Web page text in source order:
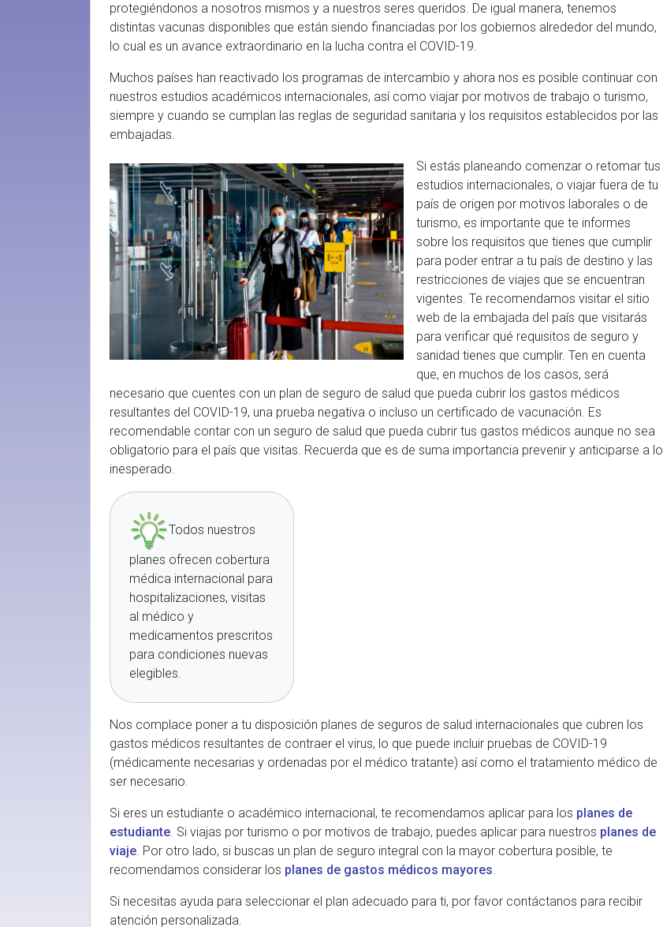
protegiéndonos a nosotros mismos y a nuestros seres queridos. De igual manera, tenemos
distintas vacunas disponibles que están siendo financiadas por los gobiernos alrededor del mundo,
lo cual es un avance extraordinario en la lucha contra el COVID-19.
Muchos países han reactivado los programas de intercambio y ahora nos es posible continuar con
nuestros estudios académicos internacionales, así como viajar por motivos de trabajo o turismo,
siempre y cuando se cumplan las reglas de seguridad sanitaria y los requisitos establecidos por las
embajadas.
Si estás planeando comenzar o retomar tus
estudios internacionales, o viajar fuera de tu
país de origen por motivos laborales o de
turismo, es importante que te informes
sobre los requisitos que tienes que cumplir
para poder entrar a tu país de destino y las
restricciones de viajes que se encuentran
vigentes. Te recomendamos visitar el sitio
web de la embajada del país que visitarás
para verificar qué requisitos de seguro y
sanidad tienes que cumplir. Ten en cuenta
que, en muchos de los casos, será
necesario que cuentes con un plan de seguro de salud que pueda cubrir los gastos médicos
resultantes del COVID-19, una prueba negativa o incluso un certificado de vacunación. Es
recomendable contar con un seguro de salud que pueda cubrir tus gastos médicos aunque no sea
obligatorio para el país que visitas. Recuerda que es de suma importancia prevenir y anticiparse a lo
inesperado.
Todos nuestros
planes ofrecen cobertura
médica internacional para
hospitalizaciones, visitas
al médico y
medicamentos prescritos
para condiciones nuevas
elegibles.
Nos complace poner a tu disposición planes de seguros de salud internacionales que cubren los
gastos médicos resultantes de contraer el virus, lo que puede incluir pruebas de COVID-19
(médicamente necesarias y ordenadas por el médico tratante) así como el tratamiento médico de
ser necesario.
Si eres un estudiante o académico internacional, te recomendamos aplicar para los planes de
estudiante. Si viajas por turismo o por motivos de trabajo, puedes aplicar para nuestros planes de
viaje. Por otro lado, si buscas un plan de seguro integral con la mayor cobertura posible, te
recomendamos considerar los planes de gastos médicos mayores.
Si necesitas ayuda para seleccionar el plan adecuado para ti, por favor contáctanos para recibir
atención personalizada.